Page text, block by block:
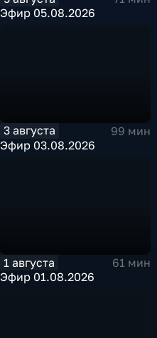
Эфир 05.08.2026
3 августа
99 мин
Эфир 03.08.2026
1 августа
61 мин
Эфир 01.08.2026